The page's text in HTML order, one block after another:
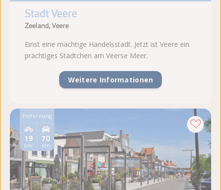
Stadt Veere
Zeeland, Veere
Einst eine mächtige Handelsstadt. Jetzt ist Veere ein
prächtiges Städtchen am Veerse Meer.
Weitere Informationen
Entfernung
70
km
19
km